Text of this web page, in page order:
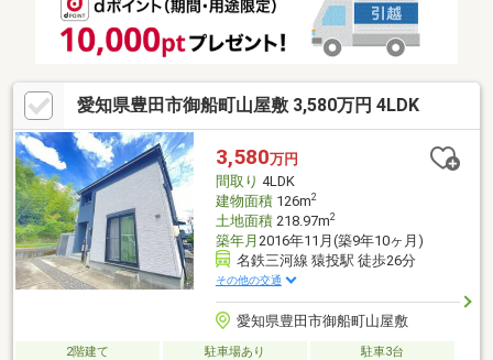
愛知県豊田市御船町山屋敷 3,580万円 4LDK
3,580万円
間取り 4LDK
建物面積126m2
土地面積218.97m2
築年月 2016年11月(築9年10ヶ月)
名鉄三河線 猿投駅 徒歩26分
その他の交通
愛知県豊田市御船町山屋敷
2階建て 駐車場あり
駐車3台